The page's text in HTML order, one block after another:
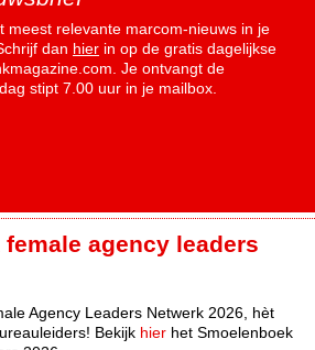
meest relevante marcom-nieuws in je
dan hier in op de gratis dagelijkse
Je ontvangt de
stipt 7.00 uur in je mailbox.
agency leaders
Agency Leaders Netwerk 2026, hèt
Bekijk hier het Smoelenboek